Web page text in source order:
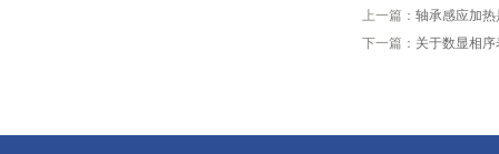
上一篇： 轴承感应加
下一篇： 关于数显相